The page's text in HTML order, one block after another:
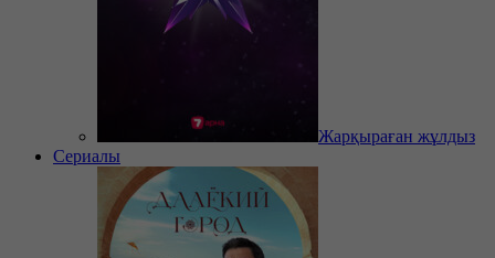
Жарқыраған жұлдыз
Сериалы